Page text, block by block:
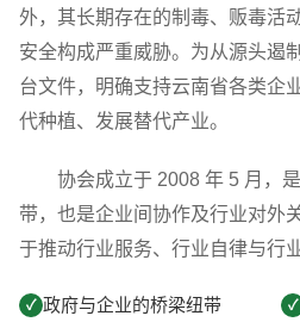
外，其长期存在的制毒、贩毒活
安全构成严重威胁。为从源头遏
台文件，明确支持云南省各类企
代种植、发展替代产业。
协会成立于 2008 年 5 月，
带，也是企业间协作及行业对外
于推动行业服务、行业自律与行
✓ 政府与企业的桥梁纽带 ✓